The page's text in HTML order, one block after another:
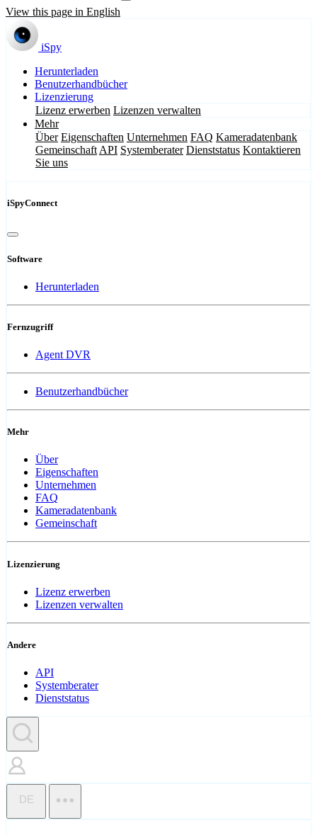
View this page in English
iSpy
Herunterladen
Benutzerhandbücher
Lizenzierung
Lizenz erwerben Lizenzen verwalten
Mehr
Über Eigenschaften Unternehmen FAQ Kameradatenbank
Gemeinschaft API Systemberater Dienststatus Kontaktieren
Sie uns
iSpyConnect
Software
Herunterladen
Fernzugriff
Agent DVR
Benutzerhandbücher
Mehr
Über
Eigenschaften
Unternehmen
FAQ
Kameradatenbank
Gemeinschaft
Lizenzierung
Lizenz erwerben
Lizenzen verwalten
Andere
API
Systemberater
Dienststatus
DE